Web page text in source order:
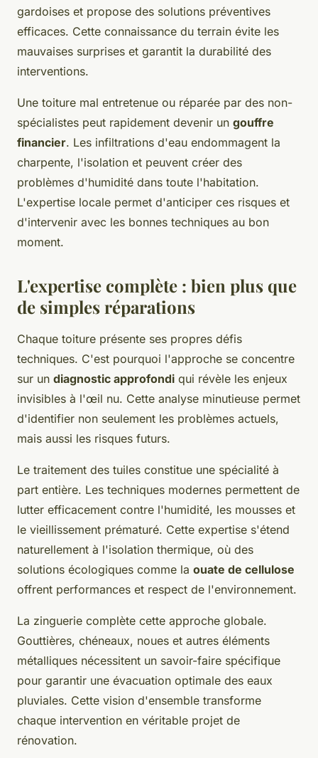
gardoises et propose des solutions préventives
efficaces. Cette connaissance du terrain évite les
mauvaises surprises et garantit la durabilité des
interventions.
Une toiture mal entretenue ou réparée par des non-
spécialistes peut rapidement devenir un gouffre
financier. Les infiltrations d'eau endommagent la
charpente, l'isolation et peuvent créer des
problèmes d'humidité dans toute l'habitation.
L'expertise locale permet d'anticiper ces risques et
d'intervenir avec les bonnes techniques au bon
moment.
L'expertise complète : bien plus que
de simples réparations
Chaque toiture présente ses propres défis
techniques. C'est pourquoi l'approche se concentre
sur un diagnostic approfondi qui révèle les enjeux
invisibles à l'œil nu. Cette analyse minutieuse permet
d'identifier non seulement les problèmes actuels,
mais aussi les risques futurs.
Le traitement des tuiles constitue une spécialité à
part entière. Les techniques modernes permettent de
lutter efficacement contre l'humidité, les mousses et
le vieillissement prématuré. Cette expertise s'étend
naturellement à l'isolation thermique, où des
solutions écologiques comme la ouate de cellulose
offrent performances et respect de l'environnement.
La zinguerie complète cette approche globale.
Gouttières, chéneaux, noues et autres éléments
métalliques nécessitent un savoir-faire spécifique
pour garantir une évacuation optimale des eaux
pluviales. Cette vision d'ensemble transforme
chaque intervention en véritable projet de
rénovation.